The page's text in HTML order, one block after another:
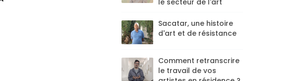
le secteur de l'art
Sacatar, une histoire
d'art et de résistance
Comment retranscrire
le travail de vos